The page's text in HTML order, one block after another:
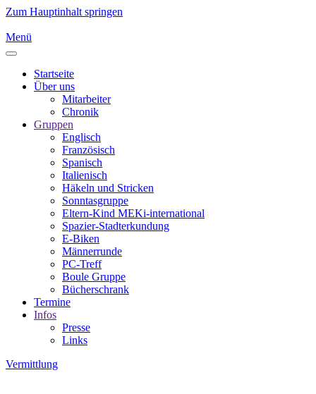
Zum Hauptinhalt springen
Menü
Startseite
Über uns
Mitarbeiter
Chronik
Gruppen
Englisch
Französisch
Spanisch
Italienisch
Häkeln und Stricken
Sonntasgruppe
Eltern-Kind MEKi-international
Spazier-Stadterkundung
E-Biken
Männerrunde
PC-Treff
Boule Gruppe
Bücherschrank
Termine
Infos
Presse
Links
Vermittlung